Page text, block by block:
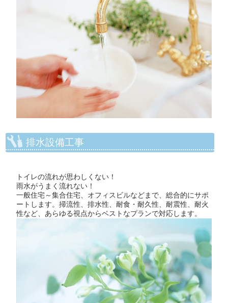
排水設備工事
トイレの流れが思わしくない！
雨水がうまく流れない！
一般住宅～集合住宅、オフィスビルなどまで、総合的にサポ
ートします。掃流性、排水性、耐食・耐久性、耐震性、耐火
性など、あらゆる視点からベストなプランで対応します。